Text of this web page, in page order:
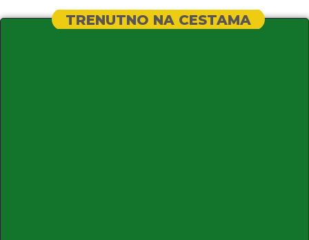
TRENUTNO NA CESTAMA